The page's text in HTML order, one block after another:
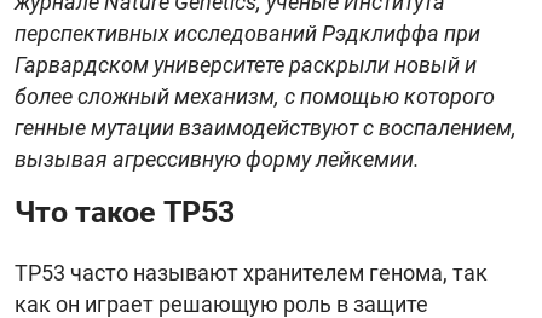
перспективных исследований Рэдклиффа при
Гарвардском университете раскрыли новый и
более сложный механизм, с помощью которого
генные мутации взаимодействуют с воспалением,
вызывая агрессивную форму лейкемии.
Что такое TP53
TP53 часто называют хранителем генома, так
как он играет решающую роль в защите